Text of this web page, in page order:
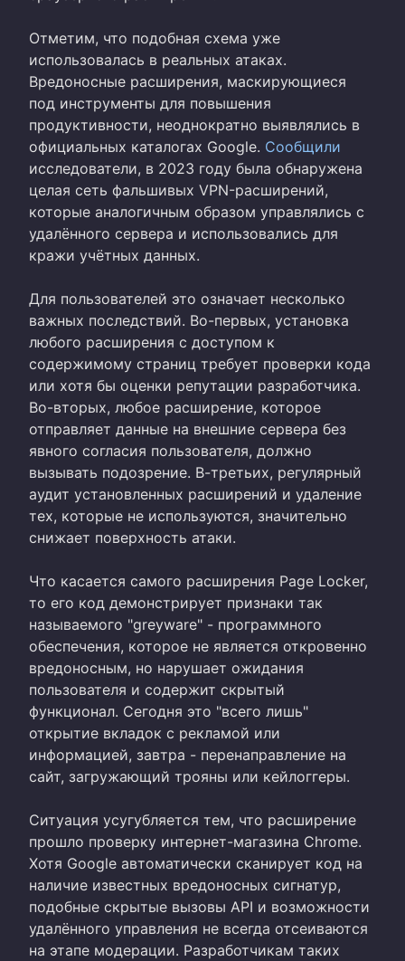
Отметим, что подобная схема уже
использовалась в реальных атаках.
Вредоносные расширения, маскирующиеся
под инструменты для повышения
продуктивности, неоднократно выявлялись в
официальных каталогах Google. Сообщили
исследователи, в 2023 году была обнаружена
целая сеть фальшивых VPN-расширений,
которые аналогичным образом управлялись с
удалённого сервера и использовались для
кражи учётных данных.
Для пользователей это означает несколько
важных последствий. Во-первых, установка
любого расширения с доступом к
содержимому страниц требует проверки кода
или хотя бы оценки репутации разработчика.
Во-вторых, любое расширение, которое
отправляет данные на внешние сервера без
явного согласия пользователя, должно
вызывать подозрение. В-третьих, регулярный
аудит установленных расширений и удаление
тех, которые не используются, значительно
снижает поверхность атаки.
Что касается самого расширения Page Locker,
то его код демонстрирует признаки так
называемого "greyware" - программного
обеспечения, которое не является откровенно
вредоносным, но нарушает ожидания
пользователя и содержит скрытый
функционал. Сегодня это "всего лишь"
открытие вкладок с рекламой или
информацией, завтра - перенаправление на
сайт, загружающий трояны или кейлоггеры.
Ситуация усугубляется тем, что расширение
прошло проверку интернет-магазина Chrome.
Хотя Google автоматически сканирует код на
наличие известных вредоносных сигнатур,
подобные скрытые вызовы API и возможности
удалённого управления не всегда отсеиваются
на этапе модерации. Разработчикам таких